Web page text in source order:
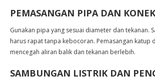
PEMASANGAN PIPA DAN
Gunakan pipa yang sesuai diameter dan tekanan.
harus rapat tanpa kebocoran. Pemasangan katup
mencegah aliran balik dan tekanan berlebih.
SAMBUNGAN LISTRIK DAN